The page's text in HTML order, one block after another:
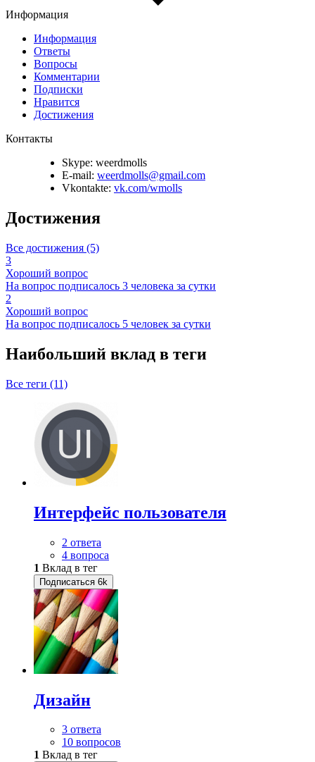
Информация
Информация
Ответы
Вопросы
Комментарии
Подписки
Нравится
Достижения
Контакты
Skype: weerdmolls
E-mail: weerdmolls@gmail.com
Vkontakte: vk.com/wmolls
Достижения
Все достижения (5)
3
Хороший вопрос
На вопрос подписалось 3 человека за сутки
2
Хороший вопрос
На вопрос подписалось 5 человек за сутки
Наибольший вклад в теги
Все теги (11)
Интерфейс пользователя
2 ответа
4 вопроса
1 Вклад в тег
Подписаться 6k
Дизайн
3 ответа
10 вопросов
1 Вклад в тег